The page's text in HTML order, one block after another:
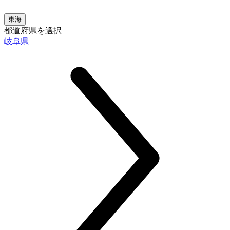
東海
都道府県を選択
岐阜県